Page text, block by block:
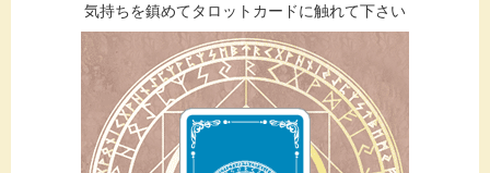
気持ちを鎮めてタロットカードに触れて下さい